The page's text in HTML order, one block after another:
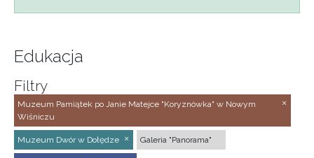
Edukacja
Filtry
Muzeum Pamiątek po Janie Matejce "Koryznówka" w Nowym
Wiśniczu
Muzeum Dwór w Dołędze Galeria "Panorama"